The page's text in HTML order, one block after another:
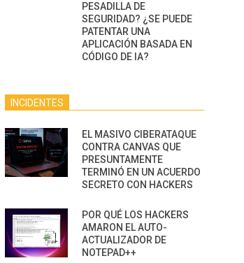
PESADILLA DE
SEGURIDAD? ¿SE PUEDE
PATENTAR UNA
APLICACIÓN BASADA EN
CÓDIGO DE IA?
INCIDENTES
EL MASIVO CIBERATAQUE
CONTRA CANVAS QUE
PRESUNTAMENTE
TERMINÓ EN UN ACUERDO
SECRETO CON HACKERS
POR QUÉ LOS HACKERS
AMARON EL AUTO-
ACTUALIZADOR DE
NOTEPAD++